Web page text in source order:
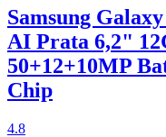
Samsung
AI Prata 6,2"
50+12+10MP
Chip
4.8